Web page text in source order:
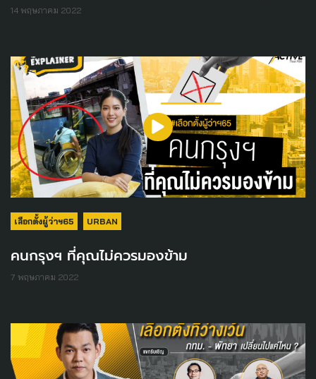
14 พฤษภาคม 2022
เลือกตั้งผู้ว่าฯ65 URBAN
คนกรุงฯ ที่คุณไม่ควรมองข้าม
7 พฤษภาคม 2022